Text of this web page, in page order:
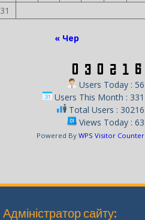
31
« Чер
Users Today : 56
Users This Month : 331
Total Users : 30216
Views Today : 63
Powered By WPS Visitor Counter
Адміністратор сайту: